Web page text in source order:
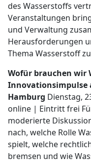
des Wasserstoffs
Veranstaltungen
und Verwaltung
Herausforderungen
Thema Wasserstoff
Wofür brauchen wir
Innovationsimpulse
Hamburg Dienstag,
online | Eintritt frei
moderierte
nach, welche Rolle
spielt, welche
bremsen und wie